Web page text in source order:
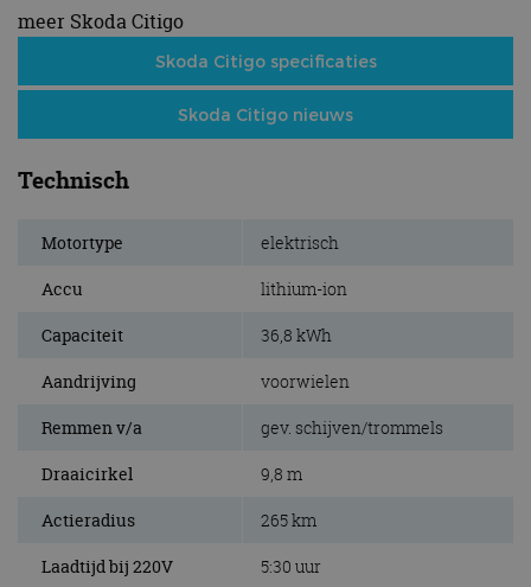
meer Skoda Citigo
Skoda Citigo specificaties
Skoda Citigo nieuws
Technisch
Motortype elektrisch
Accu lithium-ion
Capaciteit 36,8 kWh
Aandrijving voorwielen
Remmen v/a gev. schijven/trommels
Draaicirkel 9,8 m
Actieradius 265 km
Laadtijd bij 220V 5:30 uur